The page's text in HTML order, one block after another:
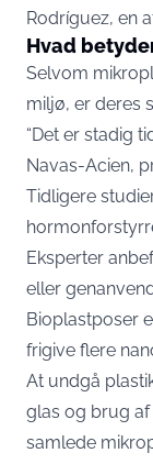
Rodríguez, en
Hvad
Selvom
miljø, er deres
“Det er stadig
Navas-Acien,
Tidligere
Eksperter
eller
Bioplastposer
frigive flere
At undgå
glas og brug af
samlede